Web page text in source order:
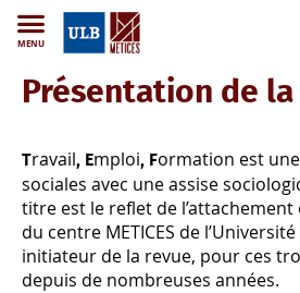
MENU
METICES FR Publications revue TEF
Présentation de
Travail, Emploi, Formation est
sociales avec une assise
titre est le reflet de l’attachement
du centre METICES de
initiateur de la revue, pour ces
depuis de nombreuses années.